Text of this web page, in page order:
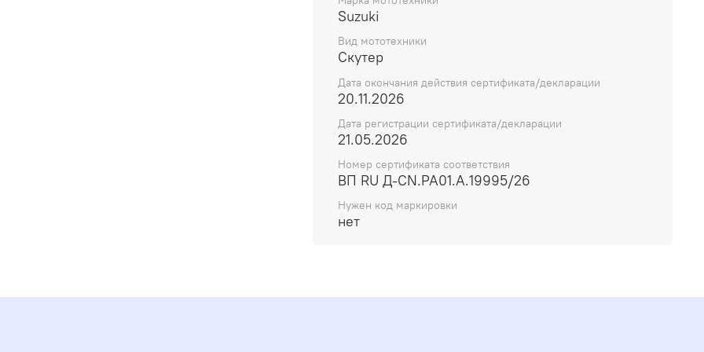
Suzuki
Вид мототехники
Скутер
Дата окончания действия сертификата/декларации
20.11.2026
Дата регистрации сертификата/декларации
21.05.2026
Номер сертификата соответствия
ВП RU Д-CN.РА01.А.19995/26
Нужен код маркировки
нет